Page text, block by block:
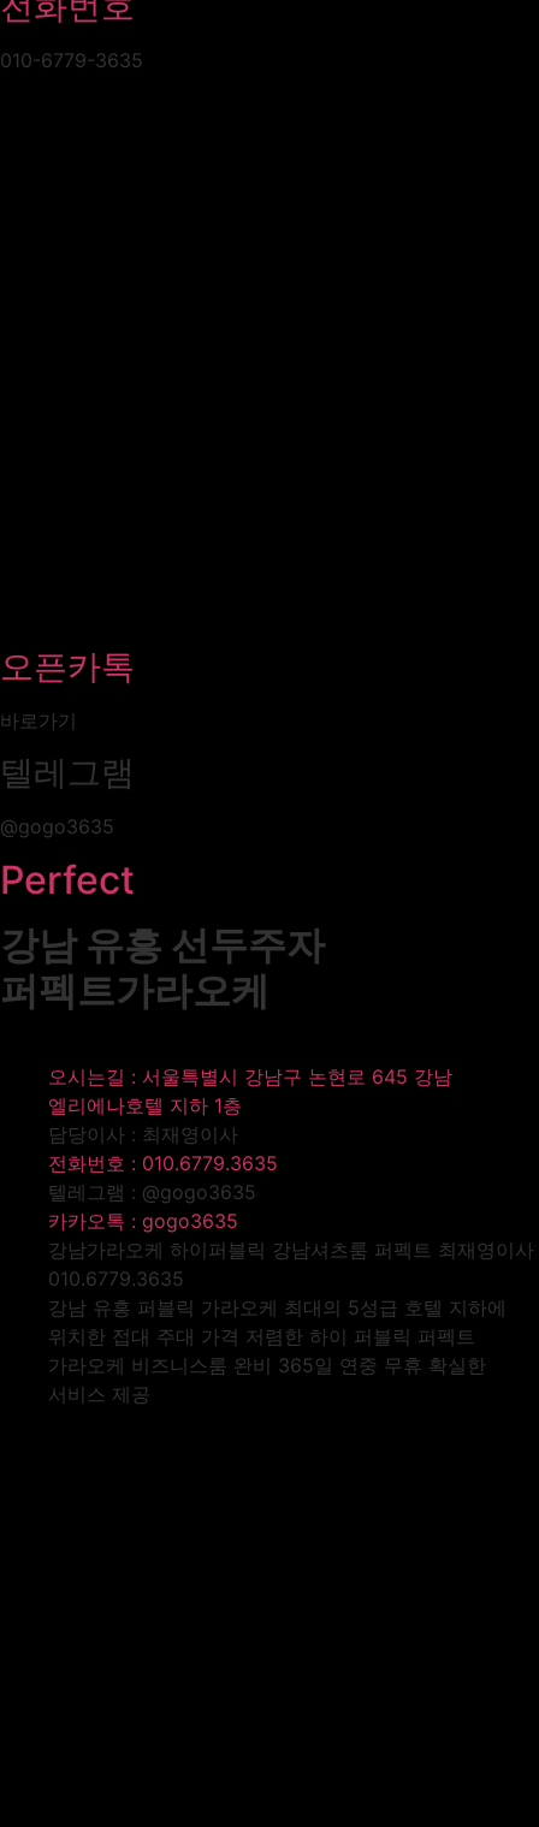
010-6779-3635
오픈카톡
바로가기
텔레그램
@gogo3635
Perfect
강남 유흥 선두주자
퍼펙트가라오케
오시는길 : 서울특별시 강남구 논현로 645 강남
엘리에나호텔 지하 1층
담당이사 : 최재영이사
전화번호 : 010.6779.3635
텔레그램 : @gogo3635
카카오톡 : gogo3635
강남가라오케 하이퍼블릭 강남셔츠룸 퍼펙트 최재영이사
010.6779.3635
강남 유흥 퍼블릭 가라오케 최대의 5성급 호텔 지하에
위치한 접대 주대 가격 저렴한 하이 퍼블릭 퍼펙트
가라오케 비즈니스룸 완비 365일 연중 무휴 확실한
서비스 제공